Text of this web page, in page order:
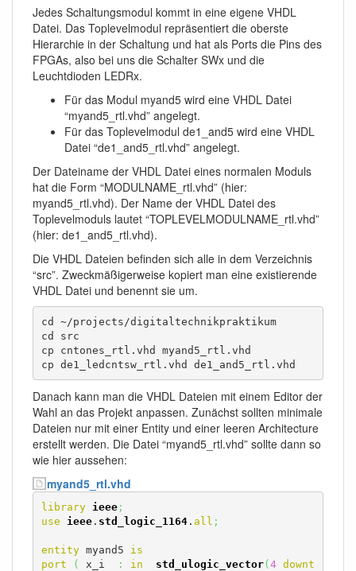
Jedes Schaltungsmodul kommt in eine eigene VHDL
Datei. Das Toplevelmodul repräsentiert die oberste
Hierarchie in der Schaltung und hat als Ports die Pins des
FPGAs, also bei uns die Schalter SWx und die
Leuchtdioden LEDRx.
Für das Modul myand5 wird eine VHDL Datei
“myand5_rtl.vhd” angelegt.
Für das Toplevelmodul de1_and5 wird eine VHDL
Datei “de1_and5_rtl.vhd” angelegt.
Der Dateiname der VHDL Datei eines normalen Moduls
hat die Form “MODULNAME_rtl.vhd” (hier:
myand5_rtl.vhd). Der Name der VHDL Datei des
Toplevelmoduls lautet “TOPLEVELMODULNAME_rtl.vhd”
(hier: de1_and5_rtl.vhd).
Die VHDL Dateien befinden sich alle in dem Verzeichnis
“src”. Zweckmäßigerweise kopiert man eine existierende
VHDL Datei und benennt sie um.
cd ~/projects/digitaltechnikpraktikum
cd src
cp cntones_rtl.vhd myand5_rtl.vhd
cp de1_ledcntsw_rtl.vhd de1_and5_rtl.vhd
Danach kann man die VHDL Dateien mit einem Editor der
Wahl an das Projekt anpassen. Zunächst sollten minimale
Dateien nur mit einer Entity und einer leeren Architecture
erstellt werden. Die Datei “myand5_rtl.vhd” sollte dann so
wie hier aussehen:
myand5_rtl.vhd
library ieee;
use
ieee. std_logic_1164. all ;
entity myand5 is
port
( x_i : in std_ulogic_vector(4 downt